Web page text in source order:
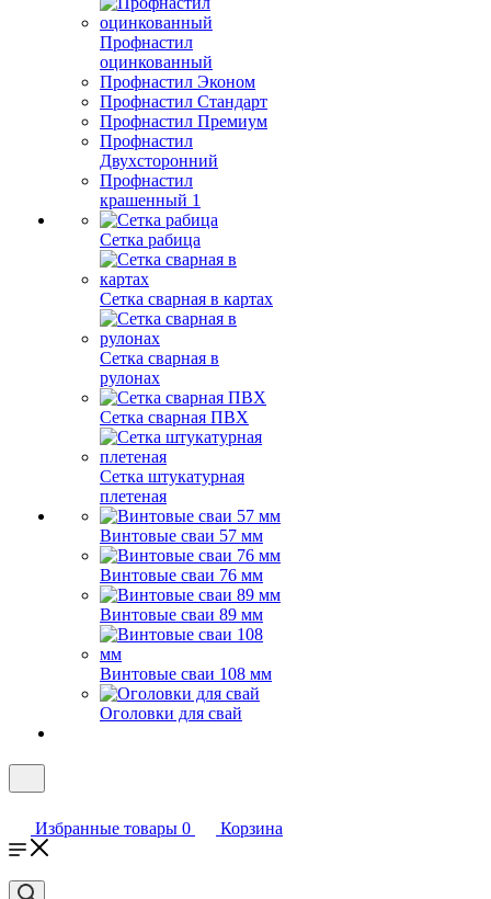
Профнастил
оцинкованный
Профнастил Эконом
Профнастил Стандарт
Профнастил Премиум
Профнастил
Двухсторонний
Профнастил
крашенный 1
Сетка рабица
Сетка сварная в картах
Сетка сварная в
рулонах
Сетка сварная ПВХ
Сетка штукатурная
плетеная
Винтовые сваи 57 мм
Винтовые сваи 76 мм
Винтовые сваи 89 мм
Винтовые сваи 108 мм
Оголовки для свай
Избранные товары 0 Корзина